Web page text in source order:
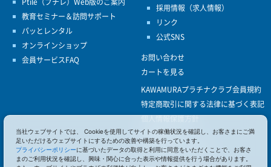
教育セミナー＆訪問サポート
パッとレンタル
オンラインショップ
会員サービスFAQ
採用情報（求人情報）
リンク
公式SNS
お問い合わせ
カートを見る
KAWAMURAプラチナクラブ会員規約
特定商取引に関する法律に基づく表記
個人情報保護方針
ISO9001
健康経営優良法人認定
当社ウェブサイトでは、 Cookieを使用してサイトの稼働状況を確認し、お客さまにご満
足いただけるウェブサイトにするための改善や構築を行っています。
プライバシーポリシーに基づいたデータの取得と利用に同意をいただくことで、お客さ
まのご利用状況を確認し、興味・関心に合った表示や情報提供を行う場合があります。